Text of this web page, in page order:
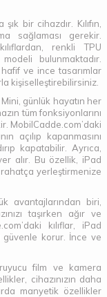
bir cihazdır. Kılıfın,
sağlaması gerekir.
renkli TPU
bulunmaktadır.
hafif ve ince tasarımlar
kişiselleştirebilirsiniz.
günlük hayatın her
tüm fonksiyonlarını
MobilCadde.com’daki
açılıp kapanmasını
kapatabilir. Ayrıca,
alır. Bu özellik, iPad
yerleştirmenize
avantajlarından biri,
taşırken ağır ve
kılıflar, iPad
güvenle korur. İnce ve
film ve kamera
cihazınızın daha
manyetik özellikler